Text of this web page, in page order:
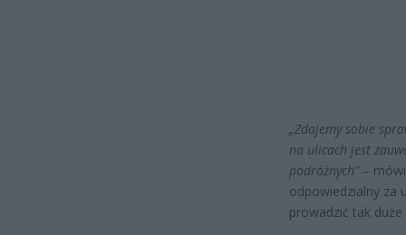
„Zdajemy sobie
na ulicach jest
podróżnych”– mówi
odpowiedzialny za
prowadzić tak